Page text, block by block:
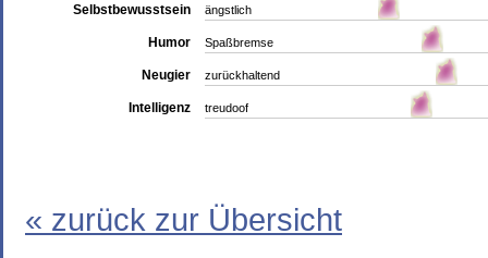
Selbstbewusstsein ängstlich
Humor Spaßbremse
Neugier zurückhaltend
Intelligenz treudoof
« zurück zur Übersicht